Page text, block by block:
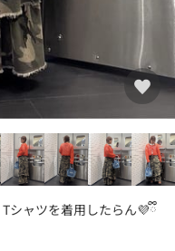
Tシャツを着用したらん💜ྀི